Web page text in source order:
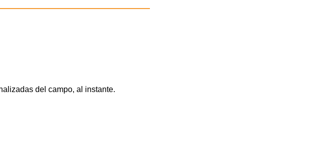
del campo, al instante.